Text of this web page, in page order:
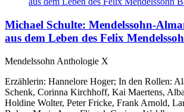
Michael Schulte: Mendelssohn-
aus dem Leben des Felix
Mendelssohn Anthologie X
Erzählerin: Hannelore Hoger; In den Rollen:
Schenk, Corinna Kirchhoff, Kai Maertens,
Holdine Wolter, Peter Fricke, Frank Arnold,